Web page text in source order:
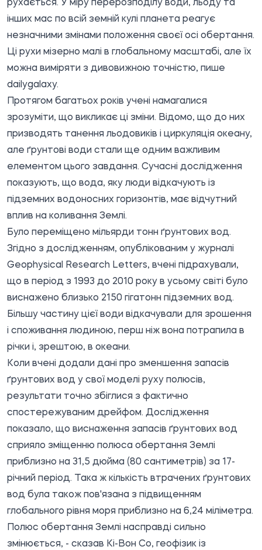
рухається. У міру перерозподілу води, льоду та
інших мас по всій земній кулі планета реагує
незначними змінами положення своєї осі обертання.
Ці рухи мізерно малі в глобальному масштабі, але їх
можна виміряти з дивовижною точністю, пише
dailygalaxy.
Протягом багатьох років учені намагалися
зрозуміти, що викликає ці зміни. Відомо, що до них
призводять танення льодовиків і циркуляція океану,
але ґрунтові води стали ще одним важливим
елементом цього завдання. Сучасні дослідження
показують, що вода, яку люди відкачують із
підземних водоносних горизонтів, має відчутний
вплив на коливання Землі.
Було переміщено мільярди тонн ґрунтових вод.
Згідно з дослідженням, опублікованим у журналі
Geophysical Research Letters, вчені підрахували,
що в період з 1993 до 2010 року в усьому світі було
виснажено близько 2150 гігатонн підземних вод.
Більшу частину цієї води відкачували для зрошення
і споживання людиною, перш ніж вона потрапила в
річки і, зрештою, в океани.
Коли вчені додали дані про зменшення запасів
ґрунтових вод у свої моделі руху полюсів,
результати точно збіглися з фактично
спостережуваним дрейфом. Дослідження
показало, що виснаження запасів ґрунтових вод
сприяло зміщенню полюса обертання Землі
приблизно на 31,5 дюйма (80 сантиметрів) за 17-
річний період. Така ж кількість втрачених ґрунтових
вод була також пов'язана з підвищенням
глобального рівня моря приблизно на 6,24 міліметра.
Полюс обертання Землі насправді сильно
змінюється, - сказав Кі-Вон Со, геофізик із